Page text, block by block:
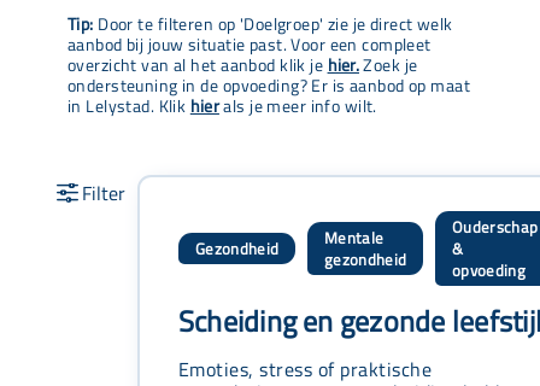
Tip: Door te filteren op 'Doelgroep' zie je direct welk
aanbod bij jouw situatie past. Voor een compleet
overzicht van al het aanbod klik je hier.Zoek je
ondersteuning in de opvoeding? Er is aanbod op maat
in Lelystad. Klik hierals je meer info wilt.
Gezondheid
Mentale
gezondheid
Ouderschap
&
opvoeding
Scheiding en gezonde
Emoties, stress of praktische